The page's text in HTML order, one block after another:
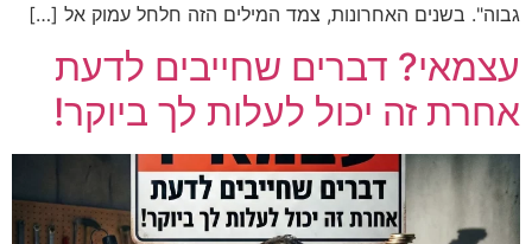
גבוה". בשנים האחרונות, צמד המילים הזה חלחל עמוק אל […]
עצמאי? דברים שחייבים לדעת
אחרת זה יכול לעלות לך ביוקר!